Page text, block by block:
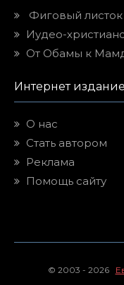
Фиговый листок
Иудео-
От Обамы к
Интернет издание
О нас
Стать автором
Реклама
Помощь сайту
© 2003 - 2026